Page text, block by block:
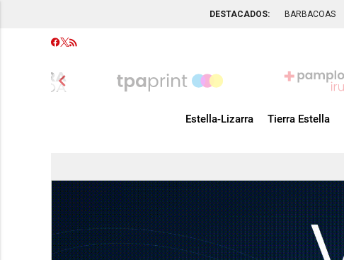
DESTACADOS: BARBACOAS
chevron_left
Estella-Lizarra Tierra Estella